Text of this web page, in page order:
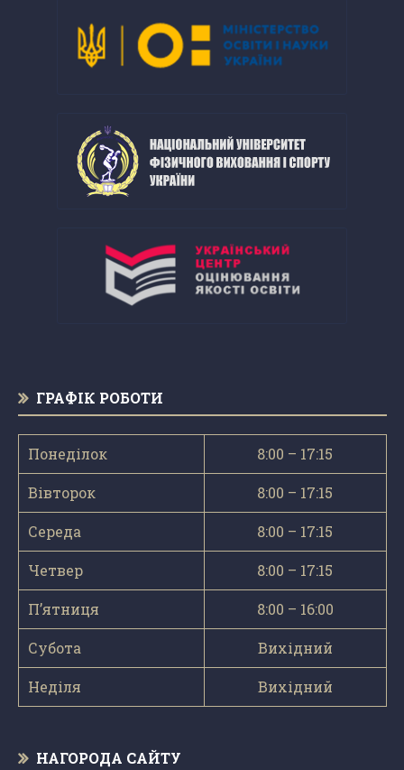
ГРАФІК РОБОТИ
Понеділок 8:00 – 17:15
Вівторок 8:00 – 17:15
Середа 8:00 – 17:15
Четвер 8:00 – 17:15
П’ятниця 8:00 – 16:00
Субота Вихідний
Неділя Вихідний
НАГОРОДА САЙТУ